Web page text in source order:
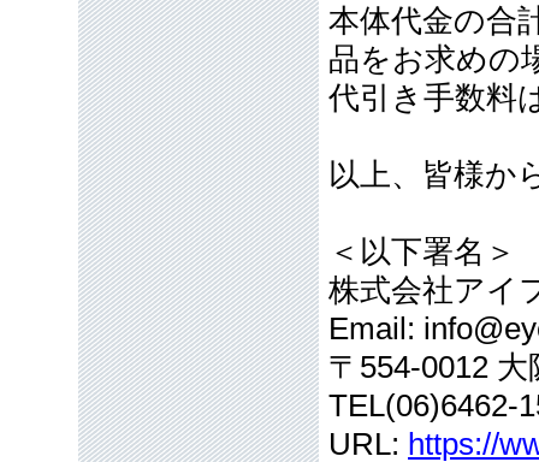
本体代金の合
品をお求めの
代引き手数料
以上、皆様か
＜以下署名＞
株式会社アイ
Email:
〒554-0012
TEL(06)6462-
URL: https://